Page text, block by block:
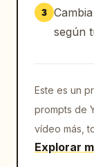
primer
viento y
física
agua, sin
brillantes.
3
según
Este es un
prompts de
vídeo más,
Explorar